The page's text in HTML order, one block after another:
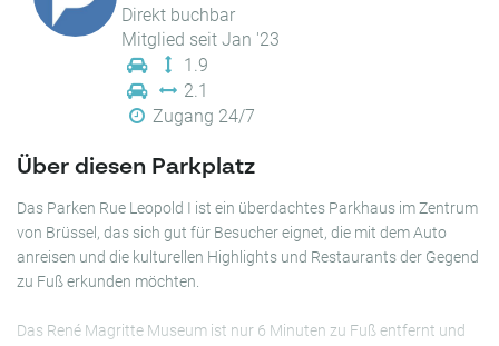
Direkt buchbar
Mitglied seit Jan '23
1.9
2.1
Zugang 24/7
Über diesen Parkplatz
Das Parken Rue Leopold I ist ein überdachtes Parkhaus im Zentrum
von Brüssel, das sich gut für Besucher eignet, die mit dem Auto
anreisen und die kulturellen Highlights und Restaurants der Gegend
zu Fuß erkunden möchten.
Das René Magritte Museum ist nur 6 Minuten zu Fuß entfernt und